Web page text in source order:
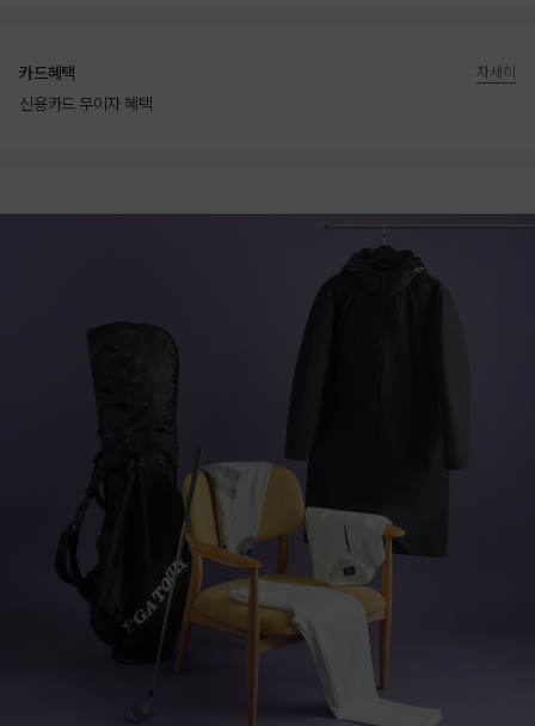
카드혜택
신용카드 무이자 혜택
자세히